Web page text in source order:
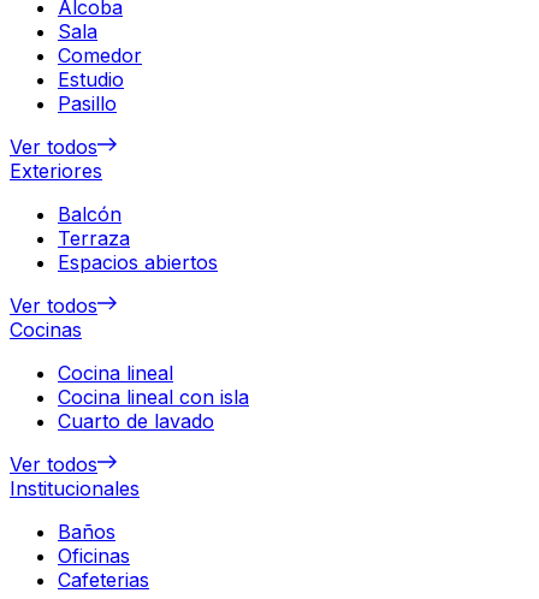
Alcoba
Sala
Comedor
Estudio
Pasillo
Ver todos
Exteriores
Balcón
Terraza
Espacios abiertos
Ver todos
Cocinas
Cocina lineal
Cocina lineal con isla
Cuarto de lavado
Ver todos
Institucionales
Baños
Oficinas
Cafeterias